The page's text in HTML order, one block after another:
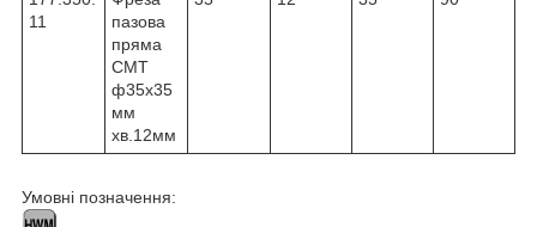
11
пазова
пряма
CMT
ф35х35
мм
хв.12мм
Умовні позначення: